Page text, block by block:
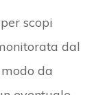
scopi
dal
da